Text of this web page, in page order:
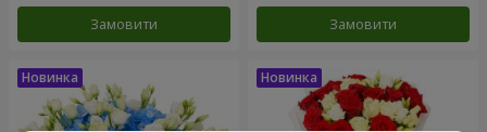
Замовити Замовити